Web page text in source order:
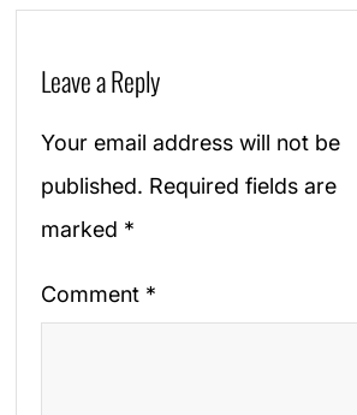
Leave a Reply
Your email address will not be
published. Required fields are
marked *
Comment *